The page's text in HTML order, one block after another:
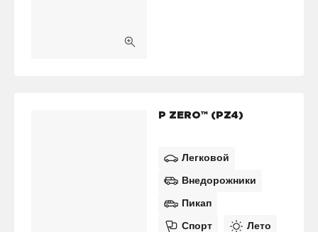
P ZERO™ (PZ4)
Легковой
Внедорожники
Пикап
Спорт Лето